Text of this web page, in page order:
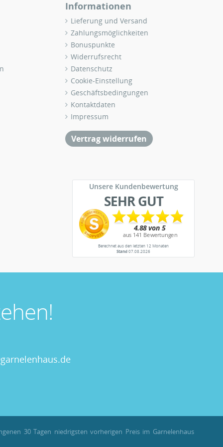
Informationen
Lieferung und Versand
Zahlungsmöglichkeiten
Bonuspunkte
Widerrufsrecht
Datenschutz
Cookie-Einstellung
Geschäftsbedingungen
Kontaktdaten
Impressum
Vertrag widerrufen
Unsere Kundenbewertung
SEHR GUT
Berechnet aus den letzten 12 Monaten
Stand07.08.2026
30 Tagen niedrigsten vorherigen Preis im Garnelenhaus